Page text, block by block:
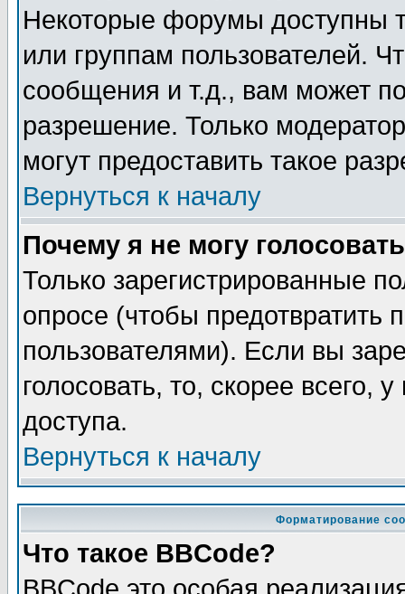
Некоторые форумы доступны
или группам пользователей.
сообщения и т.д., вам может
разрешение. Только
могут предоставить такое
Вернуться к началу
Почему я не могу
Только зарегистрированные
опросе (чтобы предотвратить
пользователями). Если вы
голосовать, то, скорее всего,
доступа.
Вернуться к началу
Форматирование
Что такое BBCode?